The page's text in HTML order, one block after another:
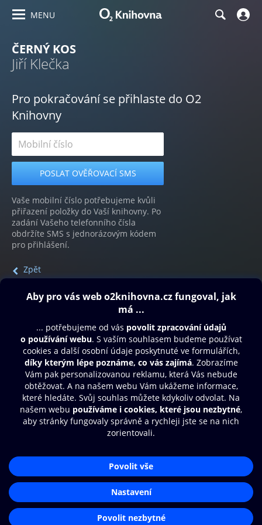
MENU
ČERNÝ KOS
Jiří Klečka
Pro pokračování se přihlaste do O2
Knihovny
Vaše mobilní číslo potřebujeme kvůli
přiřazení položky do Vaší knihovny. Po
zadání Vašeho telefonního čísla
obdržíte SMS s jednorázovým kódem
pro přihlášení.
Zpět
Obsah ke stažení
Moje O2 Knihovna
Další zábava
© O2 Czech Republic a.s.
Přístupnost
Zásady zpracování osobních údajů
Nastavení cookies
Aplikace O2 Knihovna
Čti a poslouchej své e-knihy a
audioknihy rychleji a pohodlněji.